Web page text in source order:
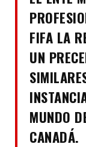
FIFA LA
UN
MUNDO
CANADÁ.